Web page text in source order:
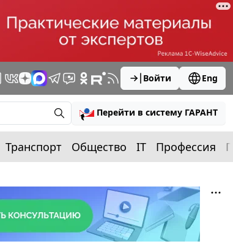
Войти Eng
Перейти в систему ГАРАНТ
Транспорт Общество IT Профессия